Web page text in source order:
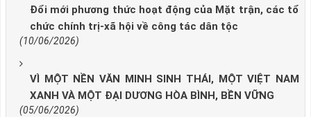
Đổi mới phương thức hoạt động của Mặt trận, các tổ
chức chính trị-xã hội về công tác dân tộc
(10/06/2026)
VÌ MỘT NỀN VĂN MINH SINH THÁI, MỘT VIỆT NAM
XANH VÀ MỘT ĐẠI DƯƠNG HÒA BÌNH, BỀN VỮNG
(05/06/2026)